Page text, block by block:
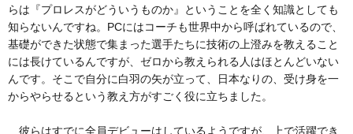
らは『プロレスがどういうものか』ということを全く知識としても
知らないんですね。PCにはコーチも世界中から呼ばれているので、
基礎ができた状態で集まった選手たちに技術の上澄みを教えること
には長けているんですが、ゼロから教えられる人はほとんどいない
んです。そこで自分に白羽の矢が立って、日本なりの、受け身を一
からやらせるという教え方がすごく役に立ちました。
彼らはすでに全員デビューはしているようですが、上で活躍でき